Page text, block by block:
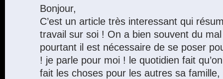
Bonjour,
C’est un article très interessant qui
travail sur soi ! On a bien souvent du
pourtant il est nécessaire de se poser
! je parle pour moi ! le quotidien fait
fait les choses pour les autres sa